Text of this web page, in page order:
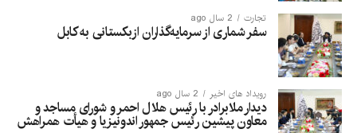
تجارت 2 سال ago
سفر شماری از سرمایه‌گذاران ازبکستانی به کابل
رویداد های اخیر 2 سال ago
دیدار ملابرادر با رئیس هلال احمر و شورای مساجد و
معاون پیشین رئیس جمهور اندونیزیا و هیأت همراهش